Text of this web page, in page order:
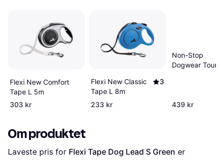
Flexi New Comfort
Tape L 5m
303 kr
Flexi New Classic
Tape L 8m
3
233 kr
Non-Stop
Dogwear
439 kr
Om produktet
Laveste pris for Flexi Tape Dog Lead S Green